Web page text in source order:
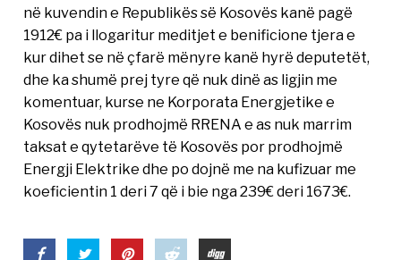
në kuvendin e Republikës së Kosovës kanë pagë
1912€ pa i llogaritur meditjet e benificione tjera e
kur dihet se në çfarë mënyre kanë hyrë deputetët,
dhe ka shumë prej tyre që nuk dinë as ligjin me
komentuar, kurse ne Korporata Energjetike e
Kosovës nuk prodhojmë RRENA e as nuk marrim
taksat e qytetarëve të Kosovës por prodhojmë
Energji Elektrike dhe po dojnë me na kufizuar me
koeficientin 1 deri 7 që i bie nga 239€ deri 1673€.